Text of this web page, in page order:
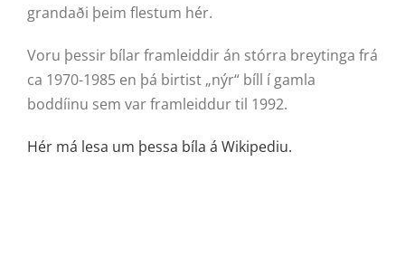
grandaði þeim flestum hér.
Voru þessir bílar framleiddir án stórra breytinga frá
ca 1970-1985 en þá birtist „nýr“ bíll í gamla
boddíinu sem var framleiddur til 1992.
Hér má lesa um þessa bíla á Wikipediu.